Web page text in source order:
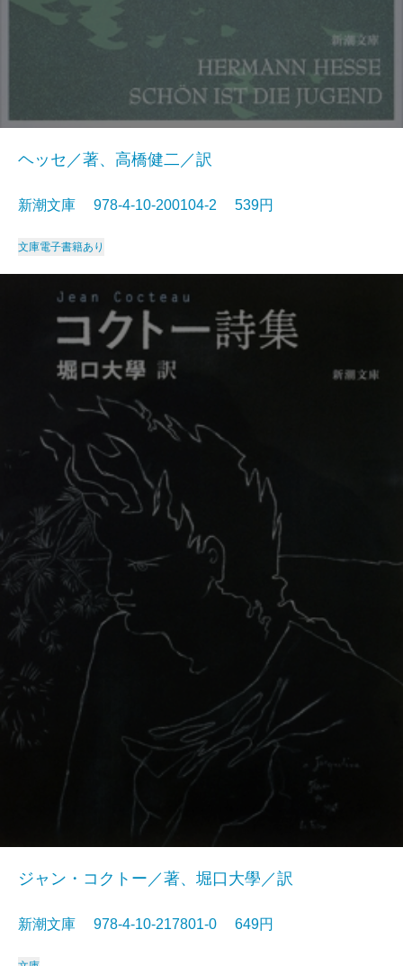
ヘッセ／著、高橋健二／訳
新潮文庫 978-4-10-200104-2 539円
文庫電子書籍あり
ジャン・コクトー／著、堀口大學／訳
新潮文庫 978-4-10-217801-0 649円